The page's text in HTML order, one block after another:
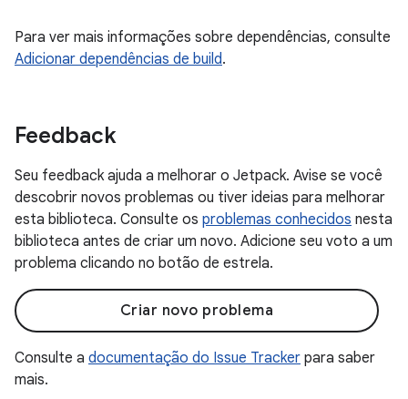
Para ver mais informações sobre dependências, consulte
Adicionar dependências de build.
Feedback
Seu feedback ajuda a melhorar o Jetpack. Avise se você
descobrir novos problemas ou tiver ideias para melhorar
esta biblioteca. Consulte os problemas conhecidos nesta
biblioteca antes de criar um novo. Adicione seu voto a um
problema clicando no botão de estrela.
Criar novo problema
Consulte a documentação do Issue Tracker para saber
mais.